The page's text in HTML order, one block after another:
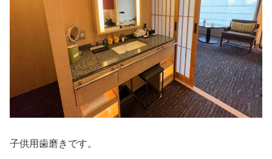
子供用歯磨きです。